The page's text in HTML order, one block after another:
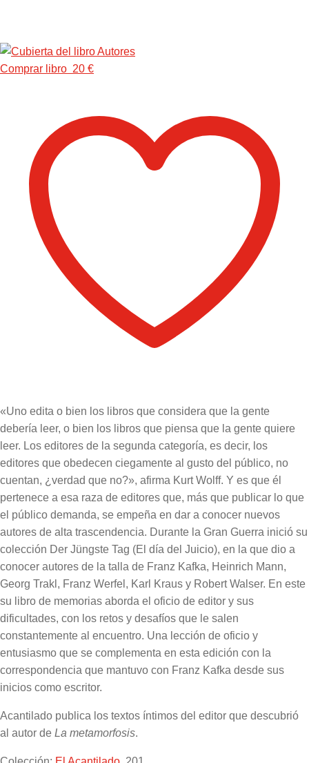
Comprar libro 20 €
«Uno edita o bien los libros que considera que la gente
debería leer, o bien los libros que piensa que la gente quiere
leer. Los editores de la segunda categoría, es decir, los
editores que obedecen ciegamente al gusto del público, no
cuentan, ¿verdad que no?», afirma Kurt Wolff. Y es que él
pertenece a esa raza de editores que, más que publicar lo que
el público demanda, se empeña en dar a conocer nuevos
autores de alta trascendencia. Durante la Gran Guerra inició su
colección Der Jüngste Tag (El día del Juicio), en la que dio a
conocer autores de la talla de Franz Kafka, Heinrich Mann,
Georg Trakl, Franz Werfel, Karl Kraus y Robert Walser. En este
su libro de memorias aborda el oficio de editor y sus
dificultades, con los retos y desafíos que le salen
constantemente al encuentro. Una lección de oficio y
entusiasmo que se complementa en esta edición con la
correspondencia que mantuvo con Franz Kafka desde sus
inicios como escritor.
Acantilado publica los textos íntimos del editor que descubrió
al autor de La metamorfosis.